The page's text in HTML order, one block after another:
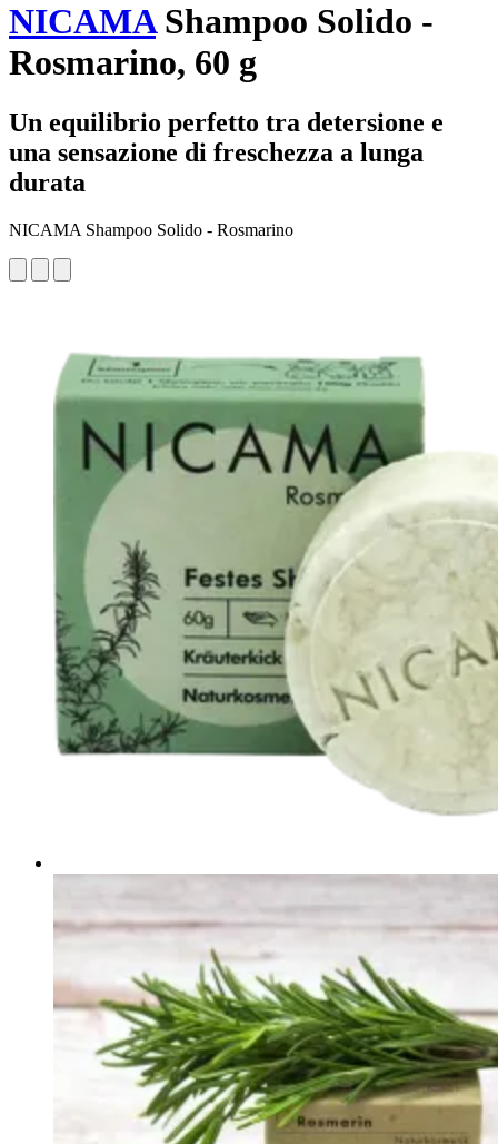
NICAMAShampoo Solido -
Rosmarino, 60 g
Un equilibrio perfetto tra detersione e
una sensazione di freschezza a lunga
durata
NICAMA Shampoo Solido - Rosmarino